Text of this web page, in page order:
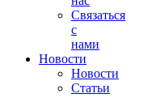
Связаться
с
нами
Новости
Новости
Статьи